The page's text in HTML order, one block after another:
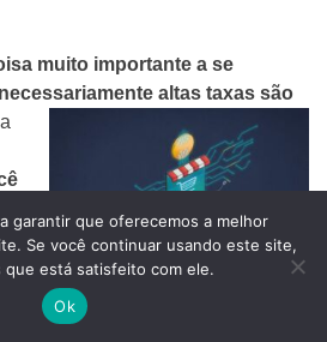
muito importante a se
altas taxas são
uma compensação vantajosa
adicionais que as bolsas
garantir que oferecemos a melhor
Se você continuar usando este site,
que está satisfeito com ele.
Ok